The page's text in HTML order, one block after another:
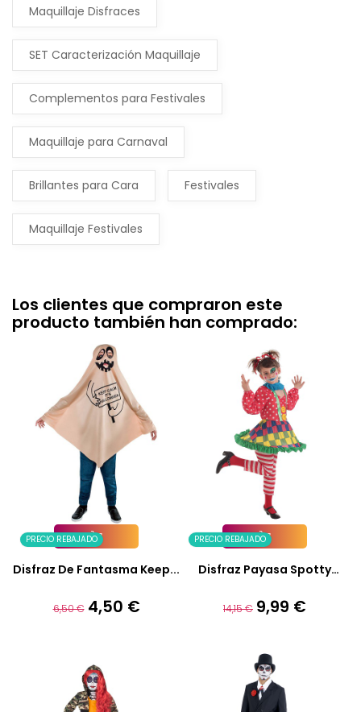
Maquillaje Disfraces
SET Caracterización Maquillaje
Complementos para Festivales
Maquillaje para Carnaval
Brillantes para Cara Festivales
Maquillaje Festivales
Los clientes que compraron este
producto también han comprado:
PRECIO REBAJADO
Añadir A La Cesta
Disfraz De Fantasma Keep...
Precio
6,50 € Precio
4,50 €
PRECIO REBAJADO
Añadir A La Cesta
Disfraz Payasa Spotty
Precio
14,15 € Precio
9,99 €